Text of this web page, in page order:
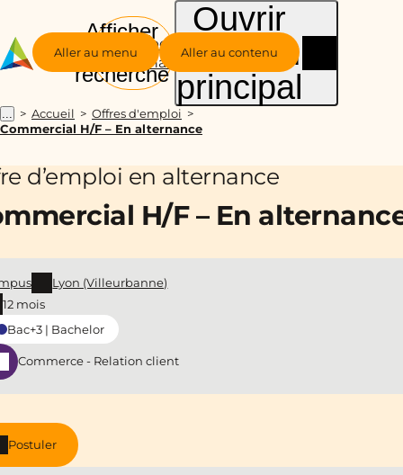
Aller au menu Aller au contenu
Groupe
Alternance
Afficher
la
recherche
Ouvrir
le menu
principal
... Accueil
Offres d'emploi
Commercial H/F – En alternance
d’emploi en alternance
H/F – En
Postuler
Lyon (Villeurbanne)
12 mois
Bac+3 | Bachelor
Commerce - Relation client